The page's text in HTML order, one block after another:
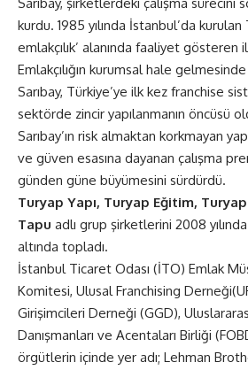
kurdu. 1985 yılında İstanbul’da kurulan
emlakçılık’ alanında faaliyet gösteren
Emlakçılığın kurumsal hale
Sarıbay, Türkiye’ye ilk kez franchise
sektörde zincir yapılanmanın öncüsü
Sarıbay’ın risk almaktan korkmayan
ve güven esasına dayanan çalışma
günden güne büyümesini sürdürdü.
Turyap Yapı, Turyap Eğitim,
Tapu adlı grup şirketlerini 2008
altında topladı.
İstanbul Ticaret Odası (İTO) Emlak
Komitesi, Ulusal Franchising
Girişimcileri Derneği (GGD), Uluslararası
Danışmanları ve Acentaları Birliği
örgütlerin içinde yer adı; Lehman